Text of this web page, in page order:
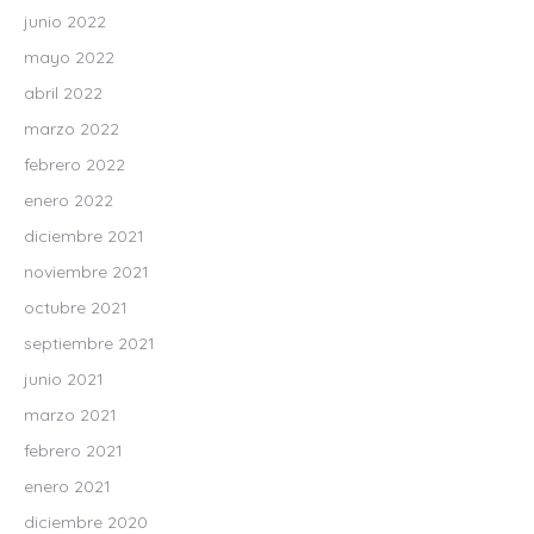
junio 2022
mayo 2022
abril 2022
marzo 2022
febrero 2022
enero 2022
diciembre 2021
noviembre 2021
octubre 2021
septiembre 2021
junio 2021
marzo 2021
febrero 2021
enero 2021
diciembre 2020